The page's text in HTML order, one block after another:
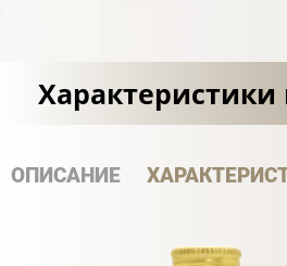
ОПИСАНИЕ